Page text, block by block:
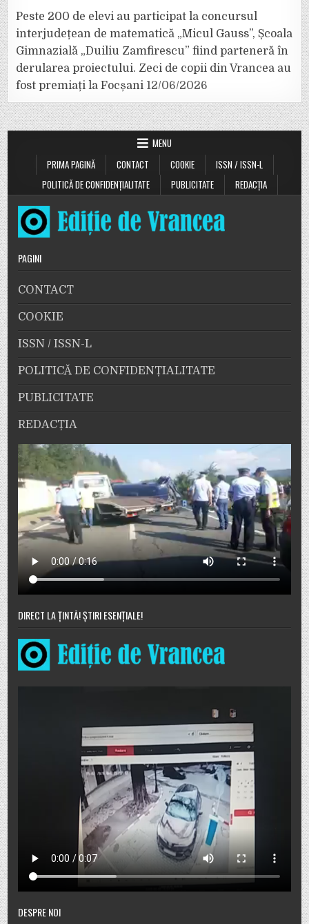
Peste 200 de elevi au participat la concursul
interjudețean de matematică „Micul Gauss”, Școala
Gimnazială „Duiliu Zamfirescu” fiind parteneră în
derularea proiectului. Zeci de copii din Vrancea au
fost premiați la Focșani 12/06/2026
MENU
PRIMA PAGINĂ
CONTACT COOKIE
ISSN / ISSN-L
POLITICĂ DE CONFIDENȚIALITATE
PUBLICITATE REDACȚIA
PAGINI
CONTACT
COOKIE
ISSN / ISSN-L
POLITICĂ DE CONFIDENȚIALITATE
PUBLICITATE
REDACȚIA
DIRECT LA ȚINTĂ! ȘTIRI ESENȚIALE!
DESPRE NOI